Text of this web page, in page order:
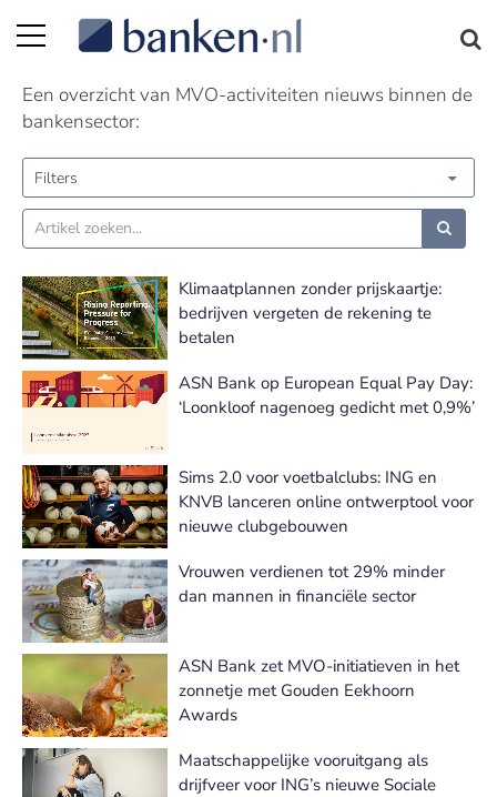
MVO-activiteiten nieuws | Pagina 2
Een overzicht van MVO-activiteiten nieuws binnen de
bankensector:
Filters
Klimaatplannen zonder prijskaartje:
bedrijven vergeten de rekening te
betalen
ASN Bank op European Equal Pay Day:
‘Loonkloof nagenoeg gedicht met 0,9%’
Sims 2.0 voor voetbalclubs: ING en
KNVB lanceren online ontwerptool voor
nieuwe clubgebouwen
Vrouwen verdienen tot 29% minder
dan mannen in financiële sector
ASN Bank zet MVO-initiatieven in het
zonnetje met Gouden Eekhoorn
Awards
Maatschappelijke vooruitgang als
drijfveer voor ING’s nieuwe Sociale